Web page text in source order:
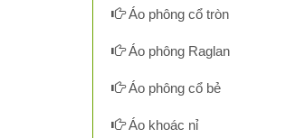
Áo phông cổ tròn
Áo phông Raglan
Áo phông cổ bẻ
Áo khoác nỉ